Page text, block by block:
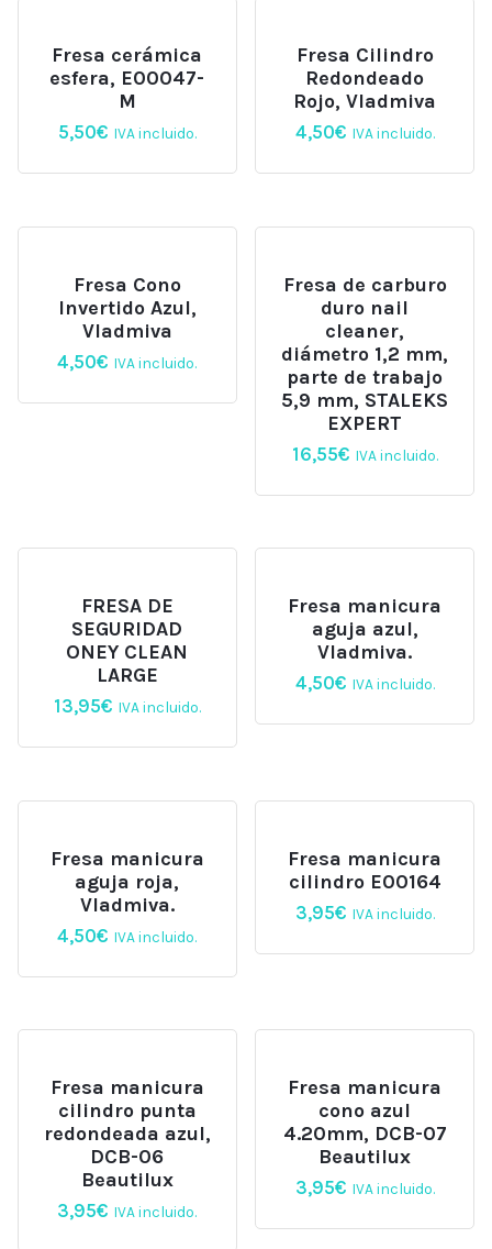
Fresa cerámica
esfera, E00047-
M
5,50€ IVA incluido.
Fresa Cilindro
Redondeado
Rojo, Vladmiva
4,50€ IVA incluido.
Fresa Cono
Invertido Azul,
Vladmiva
4,50€ IVA incluido.
Fresa de carburo
duro nail
cleaner,
diámetro 1,2 mm,
parte de trabajo
5,9 mm, STALEKS
EXPERT
16,55€ IVA incluido.
FRESA DE
SEGURIDAD
ONEY CLEAN
LARGE
13,95€ IVA incluido.
Fresa manicura
aguja azul,
Vladmiva.
4,50€ IVA incluido.
Fresa manicura
aguja roja,
Vladmiva.
4,50€ IVA incluido.
Fresa manicura
cilindro E00164
3,95€ IVA incluido.
Fresa manicura
cilindro punta
redondeada azul,
DCB-06
Beautilux
3,95€ IVA incluido.
Fresa manicura
cono azul
4.20mm, DCB-07
Beautilux
3,95€ IVA incluido.